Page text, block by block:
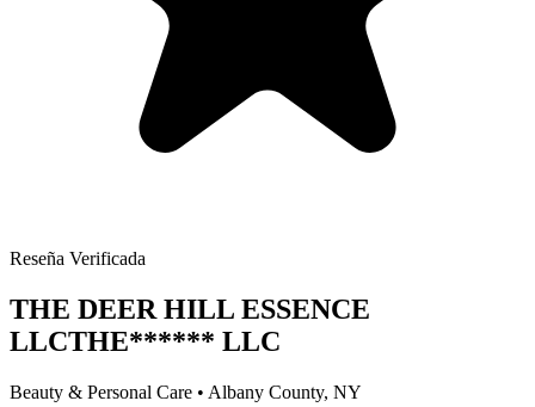
Reseña Verificada
THE DEER HILL ESSENCE
LLCTHE****** LLC
Beauty & Personal Care • Albany County, NY